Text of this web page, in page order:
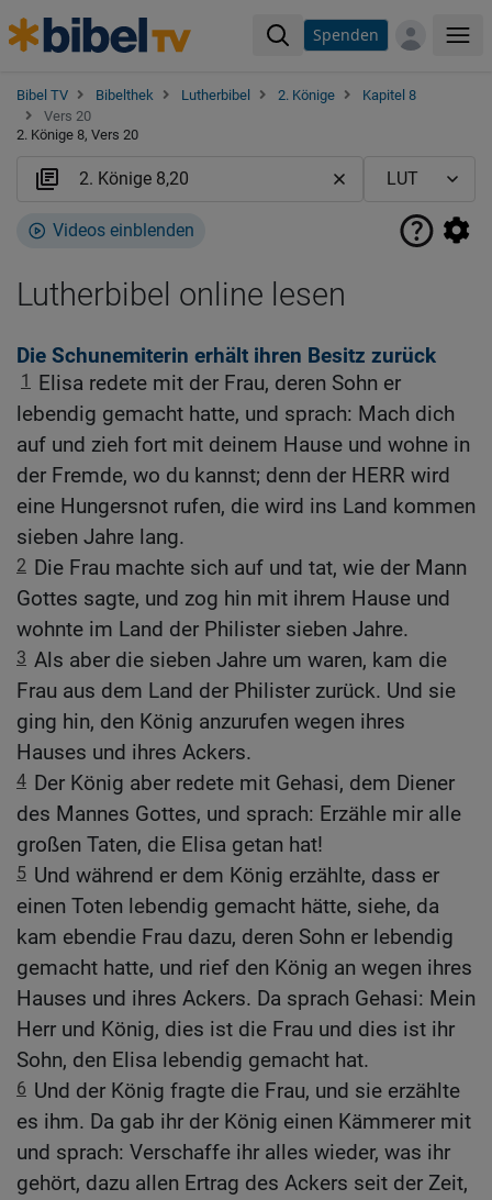
Spenden
Bibel TV Bibelthek Lutherbibel 2. Könige
Kapitel 8
Vers 20
2. Könige 8, Vers 20
Videos einblenden
Lutherbibel online lesen
Die Schunemiterin erhält ihren Besitz zurück
1
Elisa redete mit der Frau, deren Sohn er
lebendig gemacht hatte, und sprach: Mach dich
auf und zieh fort mit deinem Hause und wohne in
der Fremde, wo du kannst; denn der HERR wird
eine Hungersnot rufen, die wird ins Land kommen
sieben Jahre lang.
2 Die Frau machte sich auf und tat, wie der Mann
Gottes sagte, und zog hin mit ihrem Hause und
wohnte im Land der Philister sieben Jahre.
3 Als aber die sieben Jahre um waren, kam die
Frau aus dem Land der Philister zurück. Und sie
ging hin, den König anzurufen wegen ihres
Hauses und ihres Ackers.
4 Der König aber redete mit Gehasi, dem Diener
des Mannes Gottes, und sprach: Erzähle mir alle
großen Taten, die Elisa getan hat!
5 Und während er dem König erzählte, dass er
einen Toten lebendig gemacht hätte, siehe, da
kam ebendie Frau dazu, deren Sohn er lebendig
gemacht hatte, und rief den König an wegen ihres
Hauses und ihres Ackers. Da sprach Gehasi: Mein
Herr und König, dies ist die Frau und dies ist ihr
Sohn, den Elisa lebendig gemacht hat.
6 Und der König fragte die Frau, und sie erzählte
es ihm. Da gab ihr der König einen Kämmerer mit
und sprach: Verschaffe ihr alles wieder, was ihr
gehört, dazu allen Ertrag des Ackers seit der Zeit,